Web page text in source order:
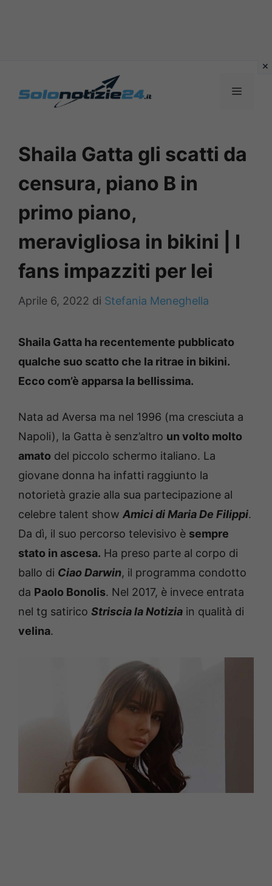
MENU
Shaila Gatta gli scatti da
censura, piano B in
primo piano,
meravigliosa in bikini | I
fans impazziti per lei
Aprile 6, 2022 di Stefania Meneghella
Shaila Gatta ha recentemente pubblicato
qualche suo scatto che la ritrae in bikini.
Ecco com’è apparsa la bellissima.
Nata ad Aversa ma nel 1996 (ma cresciuta a
Napoli), la Gatta è senz’altro un volto molto
amato del piccolo schermo italiano. La
giovane donna ha infatti raggiunto la
notorietà grazie alla sua partecipazione al
celebre talent show Amici di Maria De Filippi.
Da dì, il suo percorso televisivo è sempre
stato in ascesa. Ha preso parte al corpo di
ballo di Ciao Darwin, il programma condotto
da Paolo Bonolis. Nel 2017, è invece entrata
nel tg satirico Striscia la Notizia in qualità di
velina.